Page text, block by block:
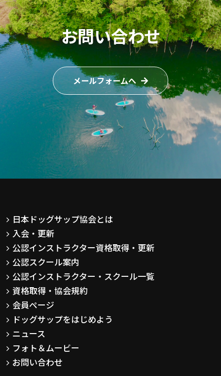
お問い合わせ
メールフォームへ
日本ドッグサップ協会とは
入会・更新
公認インストラクター資格取得・更新
公認スクール案内
公認インストラクター・スクール一覧
資格取得・協会規約
会員ページ
ドッグサップをはじめよう
ニュース
フォト＆ムービー
お問い合わせ